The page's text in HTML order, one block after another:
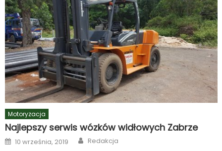
Motoryzacja
Najlepszy serwis wózków widłowych Zabrze
Posted
on
10 września, 2019 Author
Redakcja